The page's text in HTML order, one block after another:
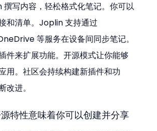
写内容，轻松格式化笔记。你可以
和清单。Joplin 支持通过
等服务在设备间同步笔记。
件来扩展功能。开源模式让你能够
用。社区会持续构建新插件和功
改进。
特性意味着你可以创建并分享